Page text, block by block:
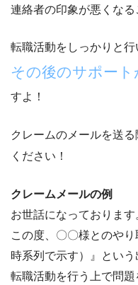
連絡者の印象が悪くなる
転職活動をしっかりと行
その後のサポー
すよ！
クレームのメールを送
ください！
クレームメールの例
お世話になっております
この度、〇〇様とのや
時系列で示す）』という
転職活動を行う上で問